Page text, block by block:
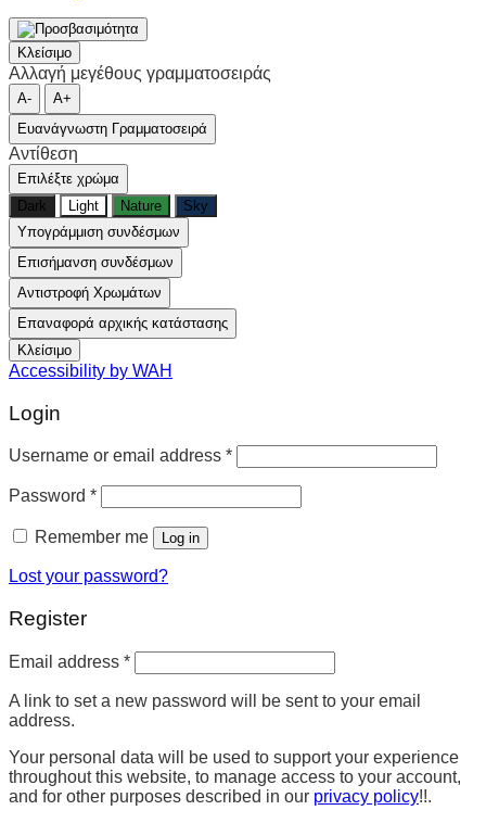
Κλείσιμο
Αλλαγή μεγέθους γραμματοσειράς
A-
A+
Ευανάγνωστη Γραμματοσειρά
Αντίθεση
Επιλέξτε χρώμα
Dark
Light Nature
Sky
Υπογράμμιση συνδέσμων
Επισήμανση συνδέσμων
Αντιστροφή Χρωμάτων
Επαναφορά αρχικής κατάστασης
Κλείσιμο
Accessibility by WAH
Login
Username or email address *
Password *
Remember me Log in
Lost your password?
Register
Email address *
A link to set a new password will be sent to your email
address.
Your personal data will be used to support your experience
throughout this website, to manage access to your account,
and for other purposes described in our privacy policy!!.